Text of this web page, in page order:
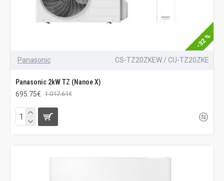
-32 %
Panasonic CS-TZ20ZKEW / CU-TZ20ZKE
Panasonic 2kW TZ (Nanoe X)
695.75€ 1 017.61€